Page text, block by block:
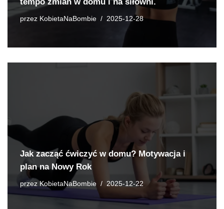
przez KobietaNaBombie 2025-12-28
Jak zacząć ćwiczyć w domu? Motywacja i
plan na Nowy Rok
przez KobietaNaBombie 2025-12-22